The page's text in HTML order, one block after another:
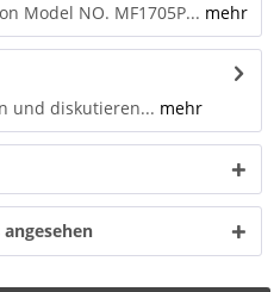
Model NO. MF1705P... mehr
und diskutieren... mehr